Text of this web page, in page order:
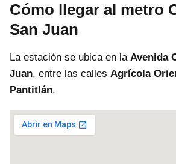
Cómo llegar al metro
San Juan
La estación se ubica en la Avenida
Juan, entre las calles Agrícola
Pantitlán.